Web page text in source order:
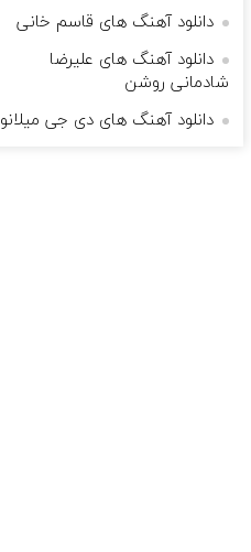
دانلود آهنگ های قاسم خانی
دانلود آهنگ های علیرضا
شادمانی روشن
دانلود آهنگ های دی جی میلانو